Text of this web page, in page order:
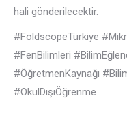
hali gönderilecektir.
#FoldscopeTürkiye
#FenBilimleri
#ÖğretmenKaynağı
#OkulDışıÖğrenme